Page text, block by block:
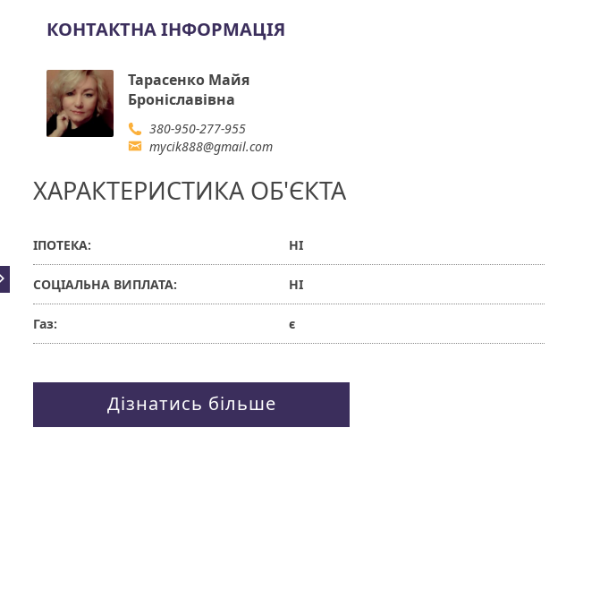
КОНТАКТНА ІНФОРМАЦІЯ
Тарасенко Майя
Броніславівна
380-950-277-955
mycik888@gmail.com
ХАРАКТЕРИСТИКА ОБ'ЄКТА
ІПОТЕКА: НІ
СОЦІАЛЬНА ВИПЛАТА: НІ
Газ: є
Дізнатись більше